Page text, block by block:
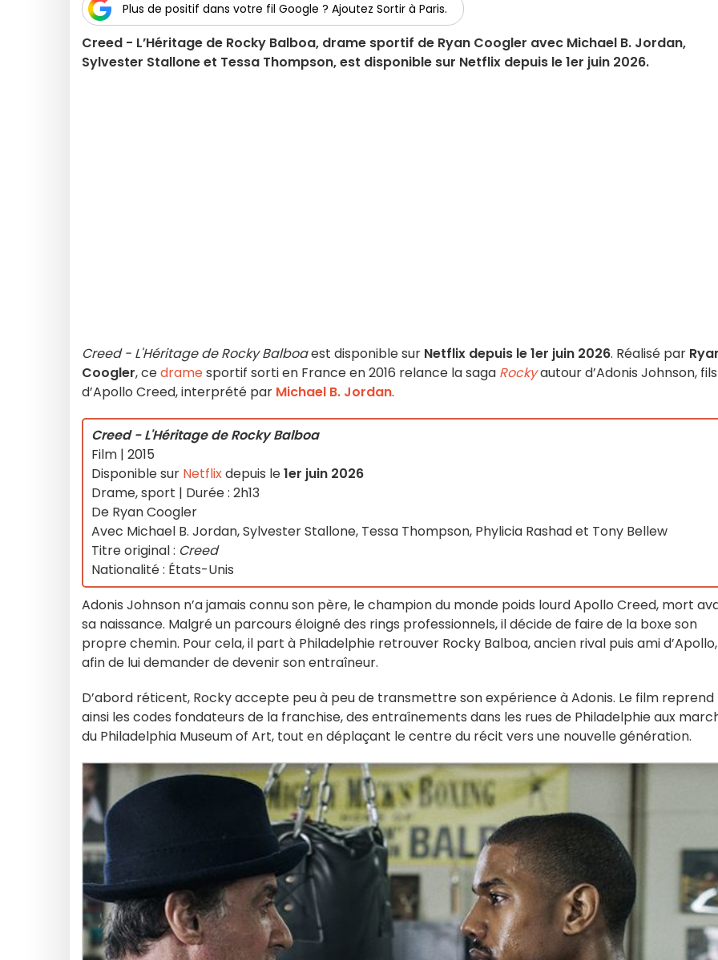
Plus de positif dans votre fil Google ? Ajoutez Sortir à Paris.
Creed - L’Héritage de Rocky Balboa, drame sportif de Ryan Coogler avec Michael B. Jordan,
Sylvester Stallone et Tessa Thompson, est disponible sur Netflix depuis le 1er juin 2026.
Creed - L'Héritage de Rocky Balboaest disponible sur Netflix depuis le 1er juin 2026. Réalisé par
Coogler, cedramesportif sorti en France en 2016 relance la saga Rockyautour d’Adonis Johnson, fils
d’Apollo Creed, interprété par Michael B. Jordan.
Creed - L'Héritage de Rocky Balboa
Film | 2015
Disponible sur Netflixdepuis le1er juin 2026
Drame, sport | Durée : 2h13
De Ryan Coogler
Avec Michael B. Jordan, Sylvester Stallone, Tessa Thompson, Phylicia Rashad et Tony Bellew
Titre original : Creed
Nationalité : États-Unis
Adonis Johnson n’a jamais connu son père, le champion du monde poids lourd Apollo Creed, mort
sa naissance. Malgré un parcours éloigné des rings professionnels, il décide de faire de la boxe son
propre chemin. Pour cela, il part à Philadelphie retrouver Rocky Balboa, ancien rival puis ami d’Apollo,
afin de lui demander de devenir son entraîneur.
D’abord réticent, Rocky accepte peu à peu de transmettre son expérience à Adonis. Le film reprend
ainsi les codes fondateurs de la franchise, des entraînements dans les rues de Philadelphie aux
du Philadelphia Museum of Art, tout en déplaçant le centre du récit vers une nouvelle génération.